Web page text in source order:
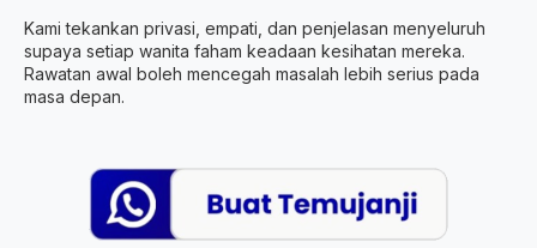
Kami tekankan privasi, empati, dan penjelasan menyeluruh
supaya setiap wanita faham keadaan kesihatan mereka.
Rawatan awal boleh mencegah masalah lebih serius pada
masa depan.